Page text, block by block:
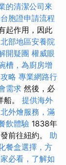
的清潔公司來
胞證申請流程
起作用，因此
北部地區安養院
開疑團 權威眼
槽，為廚房增
略 專業網路行
需求 然後，必
。 提供海外
外燴服務，滿
飲體驗 1838年
前往紐約。 助
餐盒選擇，方
必看，了解如